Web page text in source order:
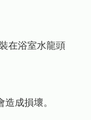
在浴室水龍頭
成損壞。